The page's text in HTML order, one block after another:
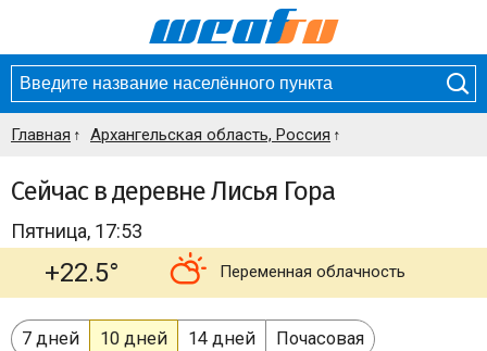
Главная Архангельская область, Россия
Сейчас в деревне Лисья Гора
Пятница, 17:53
+22.5° Переменная облачность
7 дней 10 дней 14 дней Почасовая